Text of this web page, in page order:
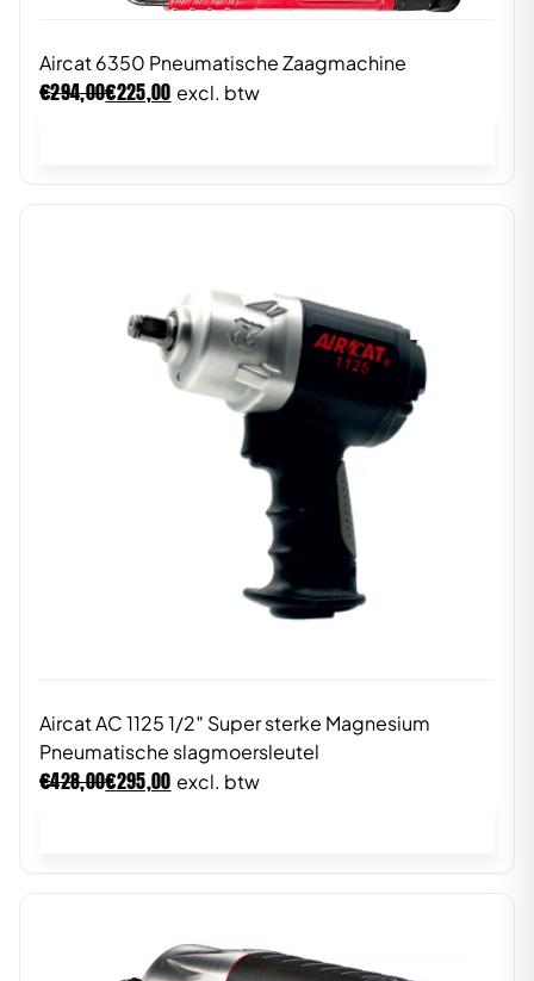
Aircat 6350 Pneumatische Zaagmachine
€294,00€225,00 excl. btw
Aircat AC 1125 1/2″ Super sterke Magnesium
Pneumatische slagmoersleutel
€428,00€295,00 excl. btw